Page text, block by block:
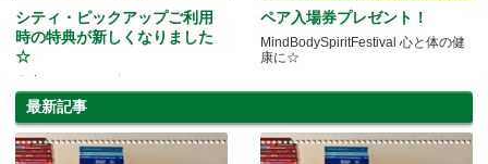
シティ・ピックアップご利用
時の特典が新しくなりました
☆
今度の“おまけ”は何かな？
ペア入場券プレゼント！
MindBodySpiritFestival 心と体の健
康に☆
最新記事